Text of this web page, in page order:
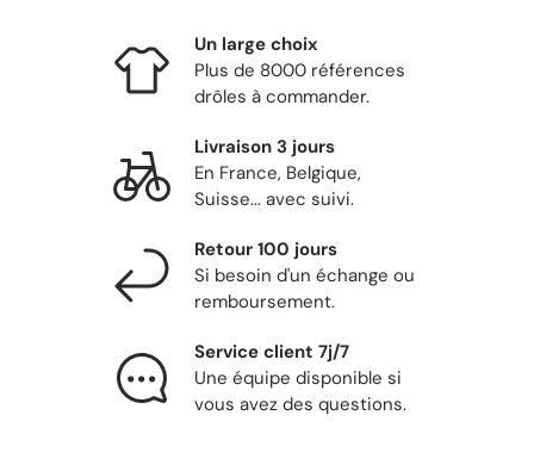
Un large choix
Plus de 8000 références
drôles à commander.
Livraison 3 jours
En France, Belgique,
Suisse... avec suivi.
Retour 100 jours
Si besoin d'un échange ou
remboursement.
Service client 7j/7
Une équipe disponible si
vous avez des questions.